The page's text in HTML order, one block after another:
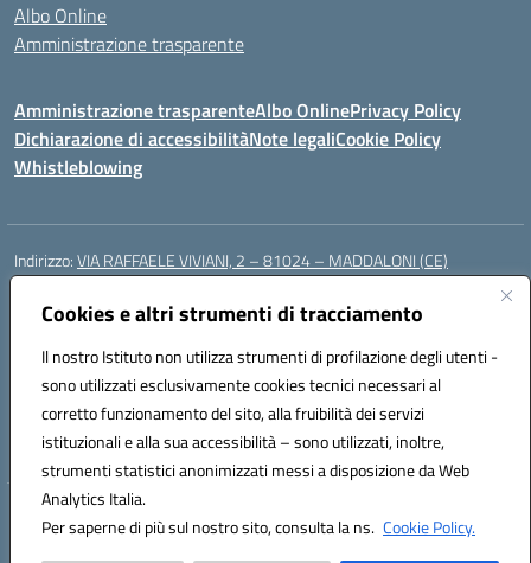
Cookies e altri strumenti di tracciamento
Il nostro Istituto non utilizza strumenti di profilazione degli utenti -
sono utilizzati esclusivamente cookies tecnici necessari al
corretto funzionamento del sito, alla fruibilità dei servizi
istituzionali e alla sua accessibilità – sono utilizzati, inoltre,
strumenti statistici anonimizzati messi a disposizione da Web
Analytics Italia.
Per saperne di più sul nostro sito, consulta la ns. Cookie Policy.
Albo Online
Amministrazione trasparente
Amministrazione trasparenteAlbo OnlinePrivacy Policy
Dichiarazione di accessibilitàNote legaliCookie Policy
Whistleblowing
Indirizzo:VIA RAFFAELE VIVIANI, 2 – 81024 – MADDALONI (CE)
Centralino:
Posta elettronica certificata (PEC):ceic8av00r@pec.istruzione.it
Codice fiscale: 93086020612
Codice meccanografico:CEIC8AV00R
Codice Indice delle Pubbliche Amministrazioni (IPA): icamm
Codice unico di fatturazione (CUF): UF8WE6
Hosting & Powered by 3D Solution S.r.l.
Concept & Design by Designers Italia